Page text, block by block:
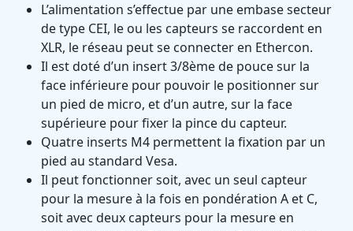
L’alimentation s’effectue par une embase secteur
de type CEI, le ou les capteurs se raccordent en
XLR, le réseau peut se connecter en Ethercon.
Il est doté d’un insert 3/8ème de pouce sur la
face inférieure pour pouvoir le positionner sur
un pied de micro, et d’un autre, sur la face
supérieure pour fixer la pince du capteur.
Quatre inserts M4 permettent la fixation par un
pied au standard Vesa.
Il peut fonctionner soit, avec un seul capteur
pour la mesure à la fois en pondération A et C,
soit avec deux capteurs pour la mesure en